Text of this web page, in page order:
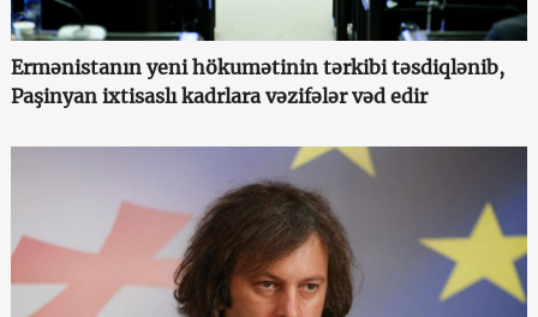
Ermənistanın yeni hökumətinin tərkibi təsdiqlənib,
Paşinyan ixtisaslı kadrlara vəzifələr vəd edir